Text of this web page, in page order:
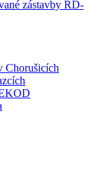
zástavby RD-
Chorušicích